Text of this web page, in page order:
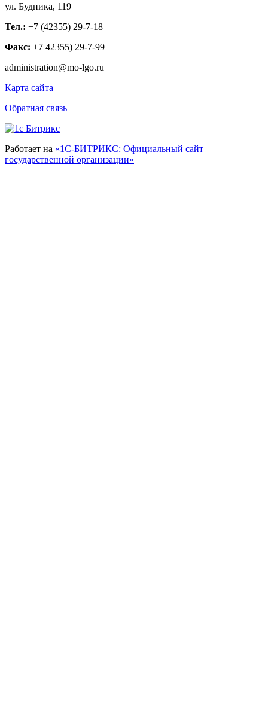
ул. Будника, 119
Тел.: +7 (42355) 29-7-18
Факс: +7 42355) 29-7-99
administration@mo-lgo.ru
Карта сайта
Обратная связь
Работает на «1С-БИТРИКС: Официальный сайт
государственной организации»